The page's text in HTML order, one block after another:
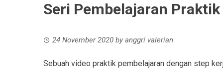
Seri Pembelajaran Praktik
24 November 2020 by anggri valerian
Sebuah video praktik pembelajaran dengan step